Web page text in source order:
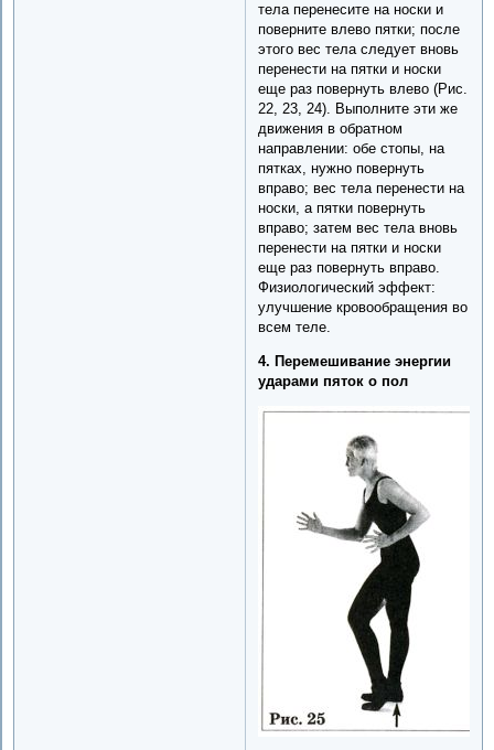
тела перенесите на носки и
поверните влево пятки; после
этого вес тела следует вновь
перенести на пятки и носки
еще раз повернуть влево (Рис.
22, 23, 24). Выполните эти же
движения в обратном
направлении: обе стопы, на
пятках, нужно повернуть
вправо; вес тела перенести на
носки, а пятки повернуть
вправо; затем вес тела вновь
перенести на пятки и носки
еще раз повернуть вправо.
Физиологический эффект:
улучшение кровообращения во
всем теле.
4. Перемешивание энергии
ударами пяток о пол